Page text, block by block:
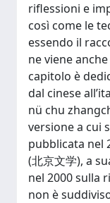
riflessioni e
così come le
essendo il
ne viene
capitolo è
dal cinese
nü chu
versione a cui
pubblicata nel
(北京文学), a
nel 2000 sulla
non è